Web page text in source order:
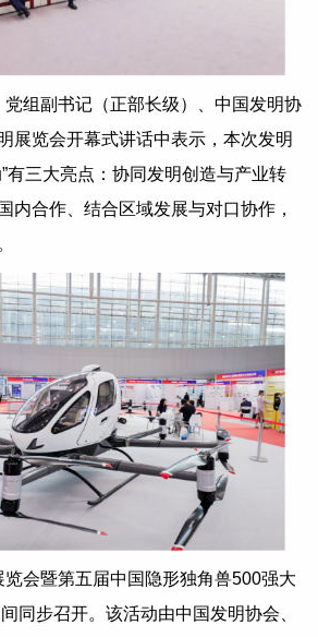
组副书记（正部长级）、中国发明协
展览会开幕式讲话中表示，本次发明
有三大亮点：协同发明创造与产业转
内合作、结合区域发展与对口协作，
会暨第五届中国隐形独角兽500强大
同步召开。该活动由中国发明协会、